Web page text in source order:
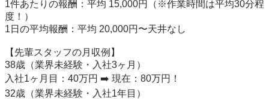
1件あたりの報酬：平均 15,000円（※作業時間は平均30分程
度！）
1日の平均報酬：平均 20,000円〜天井なし
【先輩スタッフの月収例】
38歳（業界未経験・入社3ヶ月）
入社1ヶ月目：40万円 ➡️ 現在：80万円！
32歳（業界未経験・入社1年目）